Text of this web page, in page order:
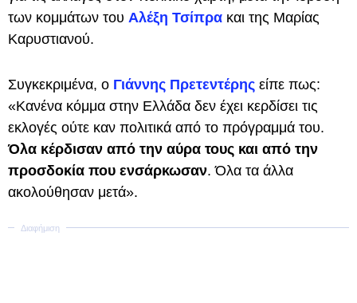
των κομμάτων του Αλέξη Τσίπρα και της Μαρίας
Καρυστιανού.
Συγκεκριμένα, ο Γιάννης Πρετεντέρης είπε πως:
«Κανένα κόμμα στην Ελλάδα δεν έχει κερδίσει τις
εκλογές ούτε καν πολιτικά από το πρόγραμμά του.
Όλα κέρδισαν από την αύρα τους και από την
προσδοκία που ενσάρκωσαν. Όλα τα άλλα
ακολούθησαν μετά».